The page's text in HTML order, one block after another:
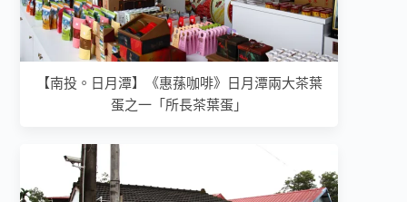
【南投。日月潭】《惠蓀咖啡》日月潭兩大茶葉
蛋之一「所長茶葉蛋」